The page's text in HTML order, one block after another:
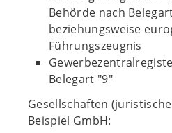
Behörde nach
beziehungsweise
Führungszeugnis
Belegart "9"
Gesellschaften
Beispiel GmbH: